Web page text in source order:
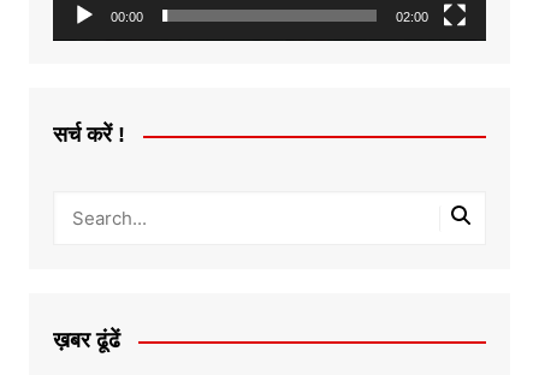
00:00 02:00
सर्च करें !
ख़बर ढूंढें